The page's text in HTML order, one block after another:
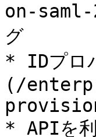
on-
グ
* IDプロ
(/
* APIを